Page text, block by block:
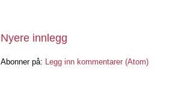
Nyere innlegg
Abonner på: Legg inn kommentarer (Atom)